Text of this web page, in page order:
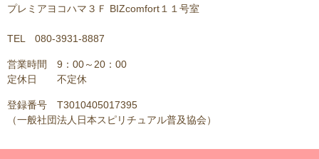
プレミアヨコハマ３Ｆ BIZcomfort１１号室
TEL 080-3931-8887
営業時間 9：00～20：00
定休日 不定休
登録番号 T3010405017395
（一般社団法人日本スピリチュアル普及協会）